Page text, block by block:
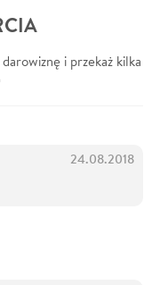
i przekaż kilka
24.08.2018